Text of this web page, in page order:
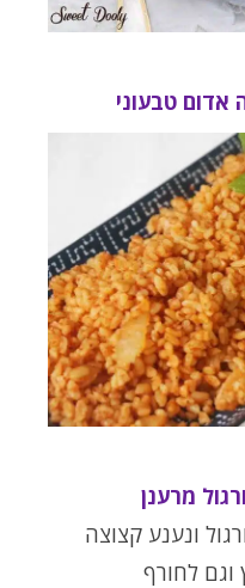
אדום טבעוני
מרענן
ונענע קצוצה
לחורף